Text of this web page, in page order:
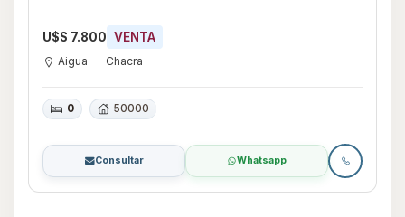
U$S 7.800 VENTA
Aigua Chacra
0 50000
Consultar Whatsapp